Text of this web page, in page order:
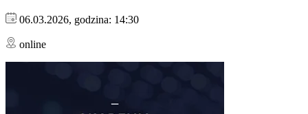
06.03.2026, godzina: 14:30
online